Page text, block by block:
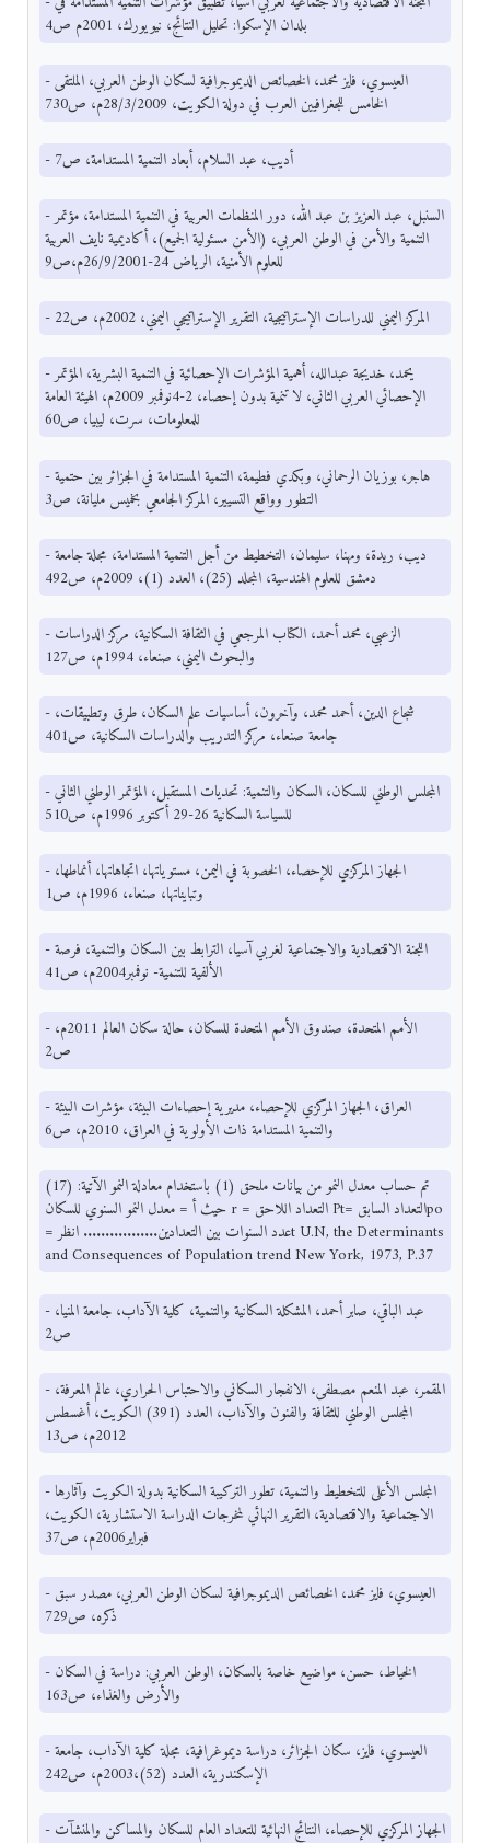
بلدان الإسكوا: تحليل النتائج، نيويورك، 2001م ص4
- العيسوي، فايز محمد، الخصائص الديموجرافية لسكان الوطن العربي، الملتقى
الخامس للجغرافيين العرب في دولة الكويت، 28/3/2009م، ص730
- أديب، عبد السلام، أبعاد التنمية المستدامة، ص7
- السنبل، عبد العزيز بن عبد الله، دور المنظمات العربية في التنمية المستدامة، مؤتمر
التنمية والأمن في الوطن العربي، (الأمن مسئولية الجميع)، أكاديمية نايف العربية
للعلوم الأمنية، الرياض 24-26/9/2001م،ص9
- المركز اليمني للدراسات الإستراتيجية، التقرير الإستراتيجي اليمني، 2002م، ص22
- يحمد، خديجة عبدالله، أهمية المؤشرات الإحصائية في التنمية البشرية، المؤتمر
الإحصائي العربي الثاني، لا تنمية بدون إحصاء، 2-4نوفمبر 2009م، الهيئة العامة
للمعلومات، سرت، ليبيا، ص60
- هاجر، بوزيان الرحماني، وبكدي فطيمة، التنمية المستدامة في الجزائر بين حتمية
التطور وواقع التسيير، المركز الجامعي بخميس مليانة، ص3
- ديب، ريدة، ومهنا، سليمان، التخطيط من أجل التنمية المستدامة، مجلة جامعة
دمشق للعلوم الهندسية، المجلد (25)، العدد (1)، 2009م، ص492
- الزعبي، محمد أحمد، الكتاب المرجعي في الثقافة السكانية، مركز الدراسات
والبحوث اليمني، صنعاء، 1994م، ص127
- شجاع الدين، أحمد محمد، وآخرون، أساسيات علم السكان، طرق وتطبيقات،
جامعة صنعاء، مركز التدريب والدراسات السكانية، ص401
- المجلس الوطني للسكان، السكان والتنمية: تحديات المستقبل، المؤتمر الوطني الثاني
للسياسة السكانية 26-29 أكتوبر 1996م، ص510
- الجهاز المركزي للإحصاء، الخصوبة في اليمن، مستوياتها، اتجاهاتها، أنماطها،
وتبايناتها، صنعاء، 1996م، ص1
- اللجنة الاقتصادية والاجتماعية لغربي آسيا، الترابط بين السكان والتنمية، فرصة
الألفية للتنمية- نوفمبر2004م، ص41
- الأمم المتحدة، صندوق الأمم المتحدة للسكان، حالة سكان العالم 2011م،
ص2
- العراق، الجهاز المركزي للإحصاء، مديرية إحصاءات البيئة، مؤشرات البيئة
والتنمية المستدامة ذات الأولوية في العراق، 2010م، ص6
(17) تم حساب معدل النمو من بيانات ملحق (1) باستخدام معادلة النمو الآتية:
حيث أ = معدل النمو السنوي للسكان r = التعداد اللاحق Pt= التعداد السابقpo
= عدد السنوات بين التعدادين................. انظرt U.N, the Determinants
and Consequences of Population trend New York, 1973, P.37
- عبد الباقي، صابر أحمد، المشكلة السكانية والتنمية، كلية الآداب، جامعة المنيا،
ص2
- المقمر، عبد المنعم مصطفى، الانفجار السكاني والاحتباس الحراري، عالم المعرفة،
المجلس الوطني للثقافة والفنون والآداب، العدد (391) الكويت، أغسطس
2012م، ص13
- المجلس الأعلى للتخطيط والتنمية، تطور التركيبة السكانية بدولة الكويت وآثارها
الاجتماعية والاقتصادية، التقرير النهائي لمخرجات الدراسة الاستشارية، الكويت،
فبراير2006م، ص37
- العيسوي، فايز محمد، الخصائص الديموجرافية لسكان الوطن العربي، مصدر سبق
ذكره، ص729
- الخياط، حسن، مواضيع خاصة بالسكان، الوطن العربي: دراسة في السكان
والأرض والغذاء، ص163
- العيسوي، فايز، سكان الجزائر، دراسة ديموغرافية، مجلة كلية الآداب، جامعة
الإسكندرية، العدد (52)،2003م، ص242
- الجهاز المركزي للإحصاء، النتائج النهائية للتعداد العام للسكان والمساكن والمنشآت